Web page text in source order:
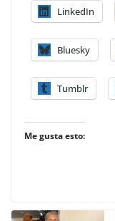
LinkedIn
Bluesky
Tumblr
Me gusta esto: